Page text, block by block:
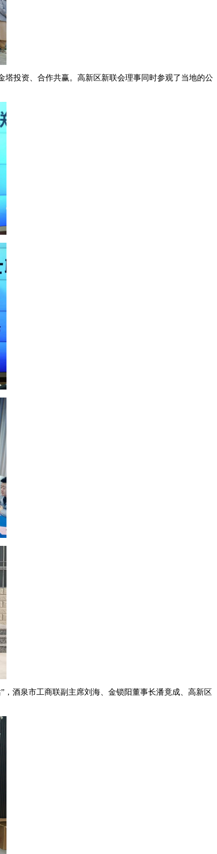
投资、合作共赢。高新区新联会理事同时参观了当地的公
酒泉市工商联副主席刘海、金锁阳董事长潘竟成、高新区